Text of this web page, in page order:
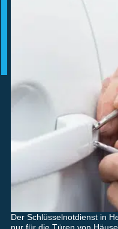
Der Schlüsselnotdienst in